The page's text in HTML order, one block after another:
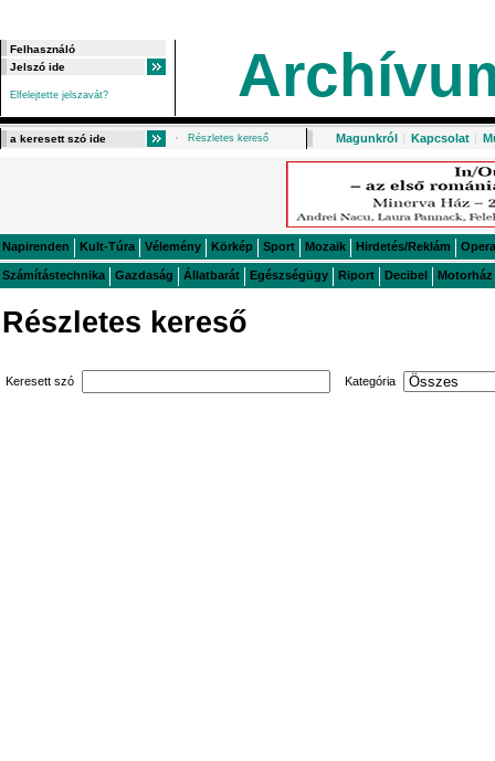
Elfelejtette jelszavát?
Részletes kereső Magunkról | Kapcsolat |
Napirenden Kult-Túra Vélemény Körkép Sport Mozaik Hirdetés/Reklám Opera
Számítástechnika Gazdaság Állatbarát Egészségügy Riport Decibel Motorház
Részletes kereső
Keresett szó Kategória